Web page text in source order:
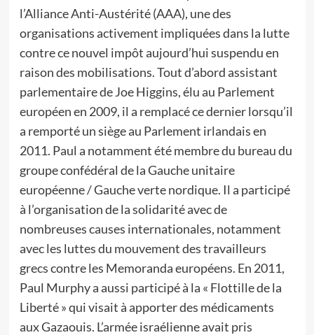
l’Alliance Anti-Austérité (AAA), une des
organisations activement impliquées dans la lutte
contre ce nouvel impôt aujourd’hui suspendu en
raison des mobilisations. Tout d’abord assistant
parlementaire de Joe Higgins, élu au Parlement
européen en 2009, il a remplacé ce dernier lorsqu’il
a remporté un siège au Parlement irlandais en
2011. Paul a notamment été membre du bureau du
groupe confédéral de la Gauche unitaire
européenne / Gauche verte nordique. Il a participé
à l’organisation de la solidarité avec de
nombreuses causes internationales, notamment
avec les luttes du mouvement des travailleurs
grecs contre les Memoranda européens. En 2011,
Paul Murphy a aussi participé à la « Flottille de la
Liberté » qui visait à apporter des médicaments
aux Gazaouis. L’armée israélienne avait pris